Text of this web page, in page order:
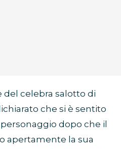
del celebra salotto di
che si è sentito
dopo che il
apertamente la sua